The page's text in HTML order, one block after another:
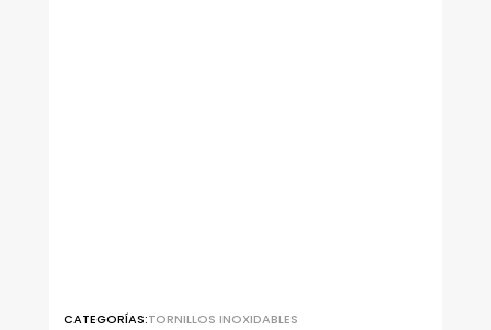
CATEGORÍAS:TORNILLOS INOXIDABLES